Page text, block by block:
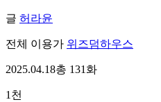
글 허라윤
전체 이용가 위즈덤하우스
2025.04.18총 131화
1천